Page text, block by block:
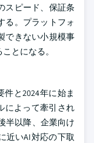
スピード、保証条
る。プラットフォ
できない小規模事
とになる。
と2024年に始ま
によって牽引され
半以降、企業向け
近いAI対応の下取